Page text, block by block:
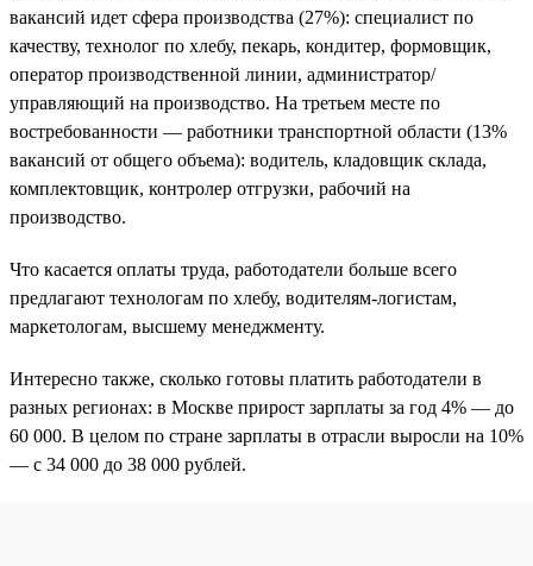
вакансий идет сфера производства (27%): специалист по
качеству, технолог по хлебу, пекарь, кондитер, формовщик,
оператор производственной линии, администратор/
управляющий на производство. На третьем месте по
востребованности — работники транспортной области (13%
вакансий от общего объема): водитель, кладовщик склада,
комплектовщик, контролер отгрузки, рабочий на
производство.
Что касается оплаты труда, работодатели больше всего
предлагают технологам по хлебу, водителям-логистам,
маркетологам, высшему менеджменту.
Интересно также, сколько готовы платить работодатели в
разных регионах: в Москве прирост зарплаты за год 4% — до
60 000. В целом по стране зарплаты в отрасли выросли на 10%
— с 34 000 до 38 000 рублей.